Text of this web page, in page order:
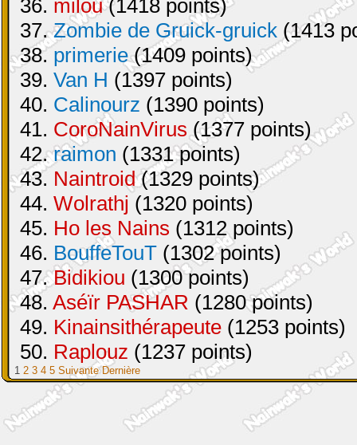
36. milou(1418 points)
37.Zombie de Gruick-gruick (1413
38.primerie(1409 points)
39. Van H (1397 points)
40. Calinourz (1390 points)
41. CoroNainVirus(1377 points)
42.raimon (1331 points)
43. Naintroid(1329 points)
44. Wolrathj (1320 points)
45. Ho les Nains (1312 points)
46. BouffeTouT (1302 points)
47.Bidikiou (1300 points)
48. Aséïr PASHAR (1280 points)
49. Kinainsithérapeute (1253 points)
50. Raplouz (1237 points)
1 2 3 4 5 Suivante Dernière